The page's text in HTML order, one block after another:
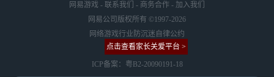
网易游戏 - 联系我们 - 商务合作 - 加入我们
网易公司版权所有 ©1997-2026
网络游戏行业防沉迷自律公约
点击查看家长关爱平台 >
ICP备案：粤B2-20090191-18